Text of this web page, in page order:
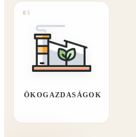
05
ÖKOGAZDASÁGOK